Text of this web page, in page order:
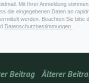
Mit Ihrer Anmeldung stimmen
die eingegebenen Daten an
werden. Beachten Sie bitte
Datenschutzbestimmungen
Beitrag Älterer